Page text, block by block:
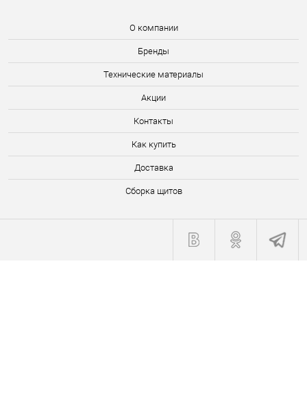
О компании
Бренды
Технические материалы
Акции
Контакты
Как купить
Доставка
Сборка щитов